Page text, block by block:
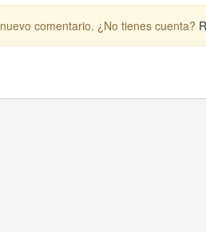
comentario. ¿No tienes cuenta?